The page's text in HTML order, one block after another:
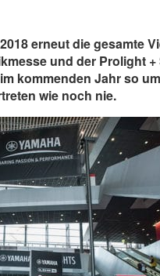
erneut die gesamte
und der Prolight +
kommenden Jahr so
wie noch nie.